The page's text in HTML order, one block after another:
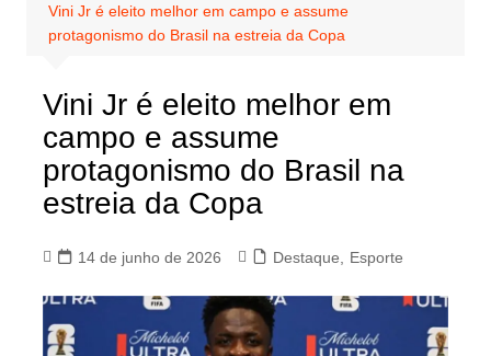
Vini Jr é eleito melhor em campo e assume
protagonismo do Brasil na estreia da Copa
Vini Jr é eleito melhor em
campo e assume
protagonismo do Brasil na
estreia da Copa
14 de junho de 2026 Destaque Esporte